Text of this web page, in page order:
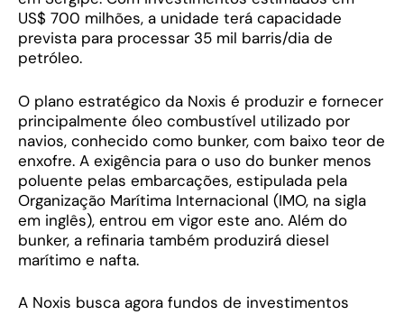
US$ 700 milhões, a unidade terá capacidade
prevista para processar 35 mil barris/dia de
petróleo.
O plano estratégico da Noxis é produzir e fornecer
principalmente óleo combustível utilizado por
navios, conhecido como bunker, com baixo teor de
enxofre. A exigência para o uso do bunker menos
poluente pelas embarcações, estipulada pela
Organização Marítima Internacional (IMO, na sigla
em inglês), entrou em vigor este ano. Além do
bunker, a refinaria também produzirá diesel
marítimo e nafta.
A Noxis busca agora fundos de investimentos